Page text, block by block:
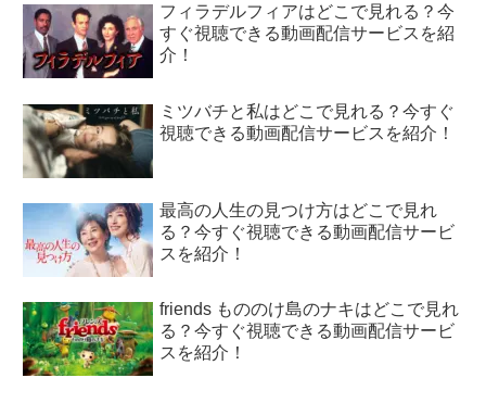
フィラデルフィアはどこで見れる？今
すぐ視聴できる動画配信サービスを紹
介！
ミツバチと私はどこで見れる？今すぐ
視聴できる動画配信サービスを紹介！
最高の人生の見つけ方はどこで見れ
る？今すぐ視聴できる動画配信サービ
スを紹介！
friends もののけ島のナキはどこで見れ
る？今すぐ視聴できる動画配信サービ
スを紹介！